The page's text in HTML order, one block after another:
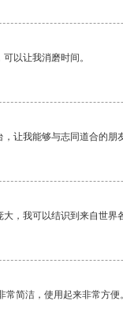
以让我消磨时间。
让我能够与志同道合的朋
，我可以结识到来自世界
常简洁，使用起来非常方便